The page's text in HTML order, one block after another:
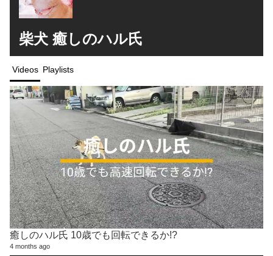
柴犬 癒しのハル氏
Videos Playlists
癒しのハル氏 10歳でも回転できるか!?
4 months ago